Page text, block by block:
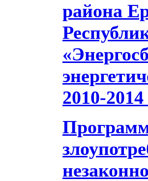
района
2010-